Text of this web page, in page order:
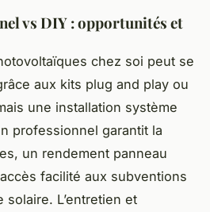
vs DIY : opportunités et
chez soi peut se
aux kits plug and play ou
une installation système
professionnel garantit la
un rendement panneau
facilité aux subventions
L’entretien et